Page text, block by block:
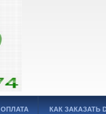
ОПЛАТА КАК ЗАКАЗАТЬ